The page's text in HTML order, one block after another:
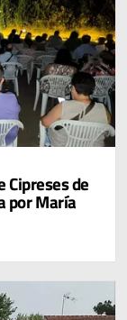
Cipreses de
por María